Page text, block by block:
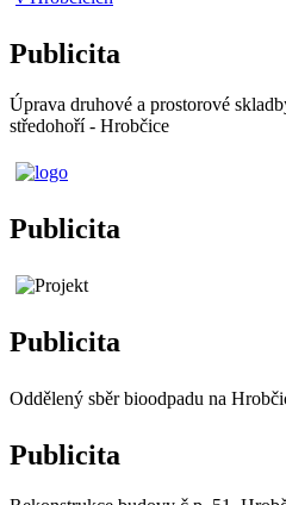
Publicita
Úprava druhové a prostorové
středohoří - Hrobčice
Publicita
Publicita
Oddělený sběr bioodpadu na
Publicita